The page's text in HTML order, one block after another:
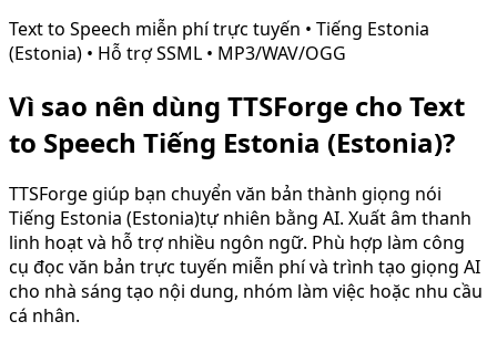
Text to Speech miễn phí trực tuyến • Tiếng Estonia
(Estonia) • Hỗ trợ SSML • MP3/WAV/OGG
Vì sao nên dùng TTSForge cho Text
to Speech Tiếng Estonia (Estonia)?
TTSForge giúp bạn chuyển văn bản thành giọng nói
Tiếng Estonia (Estonia)tự nhiên bằng AI. Xuất âm thanh
linh hoạt và hỗ trợ nhiều ngôn ngữ. Phù hợp làm công
cụ đọc văn bản trực tuyến miễn phí và trình tạo giọng AI
cho nhà sáng tạo nội dung, nhóm làm việc hoặc nhu cầu
cá nhân.